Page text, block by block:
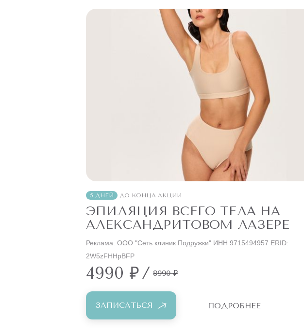
5 ДНЕЙ ДО КОНЦА АКЦИИ
ЭПИЛЯЦИЯ ВСЕГО ТЕЛА НА
АЛЕКСАНДРИТОВОМ ЛАЗЕРЕ
4990 ₽/ 8990 ₽
Реклама. ООО "Сеть клиник Подружки" ИНН 9715494957 ERID:
2W5zFHHpBFP
ЗАПИСАТЬСЯ ПОДРОБНЕЕ